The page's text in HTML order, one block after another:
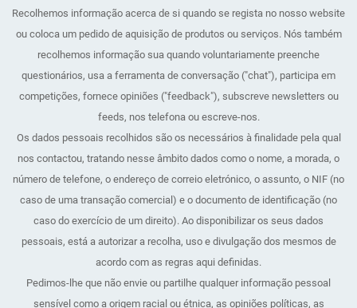
Recolhemos informação acerca de si quando se regista no nosso website
ou coloca um pedido de aquisição de produtos ou serviços. Nós também
recolhemos informação sua quando voluntariamente preenche
questionários, usa a ferramenta de conversação ("chat"), participa em
competições, fornece opiniões ("feedback"), subscreve newsletters ou
feeds, nos telefona ou escreve-nos.
Os dados pessoais recolhidos são os necessários à finalidade pela qual
nos contactou, tratando nesse âmbito dados como o nome, a morada, o
número de telefone, o endereço de correio eletrónico, o assunto, o NIF (no
caso de uma transação comercial) e o documento de identificação (no
caso do exercício de um direito). Ao disponibilizar os seus dados
pessoais, está a autorizar a recolha, uso e divulgação dos mesmos de
acordo com as regras aqui definidas.
Pedimos-lhe que não envie ou partilhe qualquer informação pessoal
sensível como a origem racial ou étnica, as opiniões políticas, as